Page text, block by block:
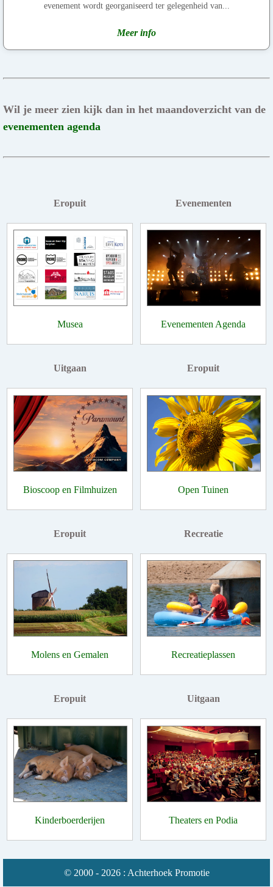
evenement wordt georganiseerd ter gelegenheid van...
Meer info
Wil je meer zien kijk dan in het maandoverzicht van de
evenementen agenda
Eropuit
Musea
Evenementen
Evenementen Agenda
Uitgaan
Bioscoop en Filmhuizen
Eropuit
Open Tuinen
Eropuit
Molens en Gemalen
Recreatie
Recreatieplassen
Eropuit
Kinderboerderijen
Uitgaan
Theaters en Podia
© 2000 - 2026 : Achterhoek Promotie